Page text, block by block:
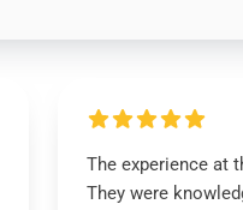
The experience at
They were